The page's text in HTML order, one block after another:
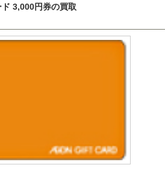
3,000円券の買取